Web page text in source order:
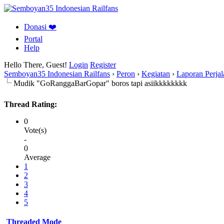
Donasi ❤️
Portal
Help
Hello There, Guest! Login Register
Semboyan35 Indonesian Railfans › Peron › Kegiatan › Laporan
Mudik "GoRanggaBarGopar" boros tapi asiikkkkkkkk
Thread Rating:
0
Vote(s)
-
0
Average
1
2
3
4
5
Threaded Mode